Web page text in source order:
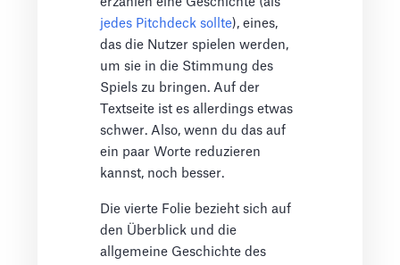
jedes Pitchdeck sollte), eines,
das die Nutzer spielen werden,
um sie in die Stimmung des
Spiels zu bringen. Auf der
Textseite ist es allerdings etwas
schwer. Also, wenn du das auf
ein paar Worte reduzieren
kannst, noch besser.
Die vierte Folie bezieht sich auf
den Überblick und die
allgemeine Geschichte des